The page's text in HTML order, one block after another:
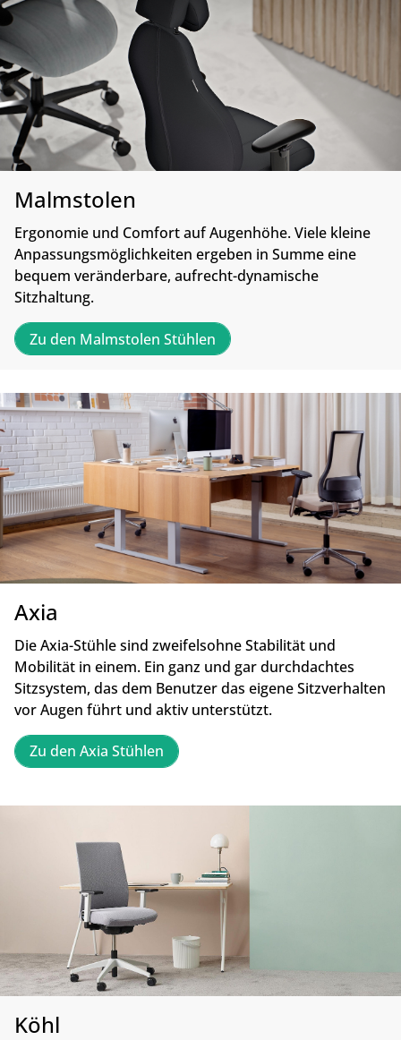
Malmstolen
Ergonomie und Comfort auf Augenhöhe. Viele kleine
Anpassungsmöglichkeiten ergeben in Summe eine
bequem veränderbare, aufrecht-dynamische
Sitzhaltung.
Zu den Malmstolen Stühlen
Axia
Die Axia-Stühle sind zweifelsohne Stabilität und
Mobilität in einem. Ein ganz und gar durchdachtes
Sitzsystem, das dem Benutzer das eigene Sitzverhalten
vor Augen führt und aktiv unterstützt.
Zu den Axia Stühlen
Köhl